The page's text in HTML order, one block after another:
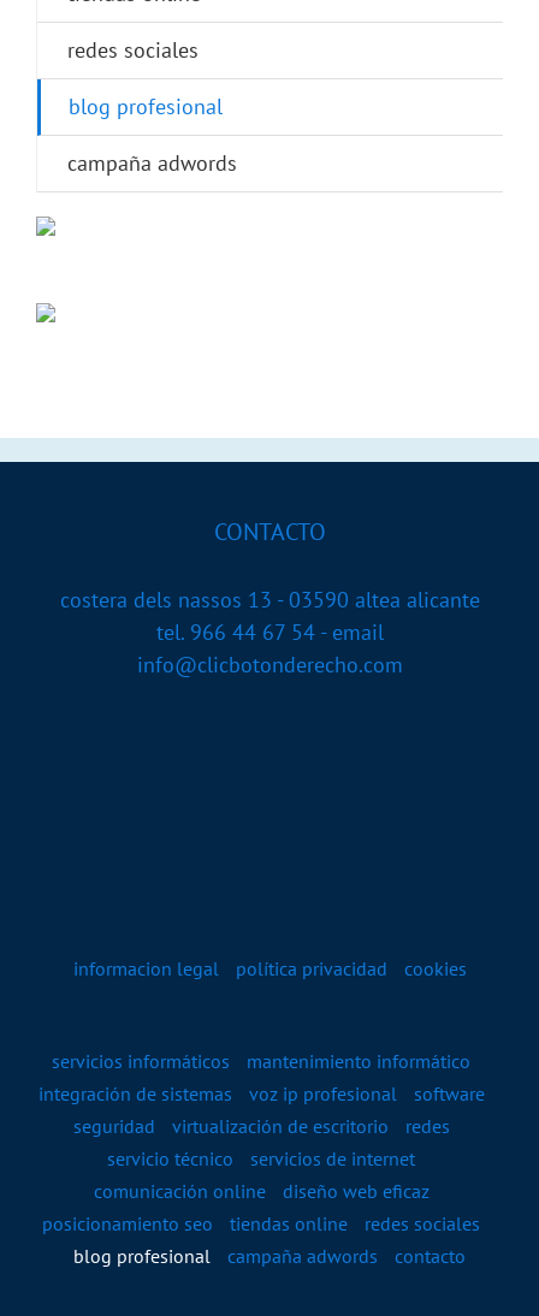
redes sociales
blog profesional
campaña adwords
CONTACTO
costera dels nassos 13 - 03590 altea alicante
tel. 966 44 67 54 - email
info@clicbotonderecho.com
informacion legal política privacidad cookies
servicios informáticos
mantenimiento informático
integración de sistemas
voz ip profesional
software
seguridad
virtualización de escritorio
redes
servicio técnico
servicios de internet
comunicación online
diseño web eficaz
posicionamiento seo
tiendas online
redes sociales
blog profesional
campaña adwords contacto